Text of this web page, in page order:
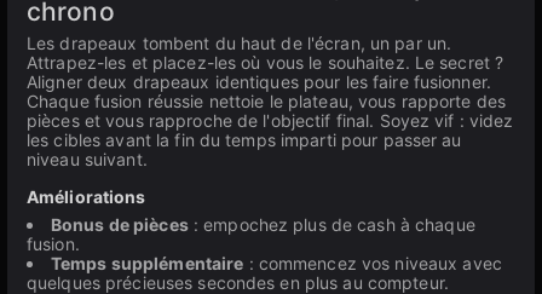
chrono
Les drapeaux tombent du haut de l'écran, un par un.
Attrapez-les et placez-les où vous le souhaitez. Le secret ?
Aligner deux drapeaux identiques pour les faire fusionner.
Chaque fusion réussie nettoie le plateau, vous rapporte des
pièces et vous rapproche de l'objectif final. Soyez vif : videz
les cibles avant la fin du temps imparti pour passer au
niveau suivant.
Améliorations
Bonus de pièces: empochez plus de cash à chaque
fusion.
Temps supplémentaire : commencez vos niveaux avec
quelques précieuses secondes en plus au compteur.